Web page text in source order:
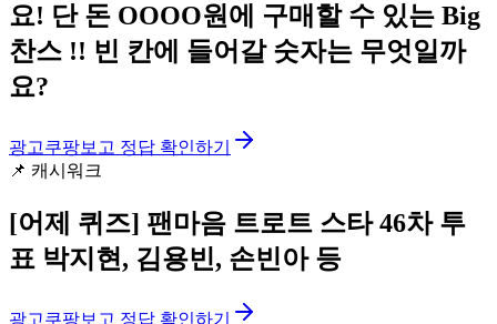
요! 단 돈 OOOO원에 구매할 수 있는 Big
찬스 !! 빈 칸에 들어갈 숫자는 무엇일까
요?
광고쿠팡보고 정답 확인하기
📌 캐시워크
[어제 퀴즈] 팬마음 트로트 스타 46차 투
표 박지현, 김용빈, 손빈아 등
광고쿠팡보고 정답 확인하기